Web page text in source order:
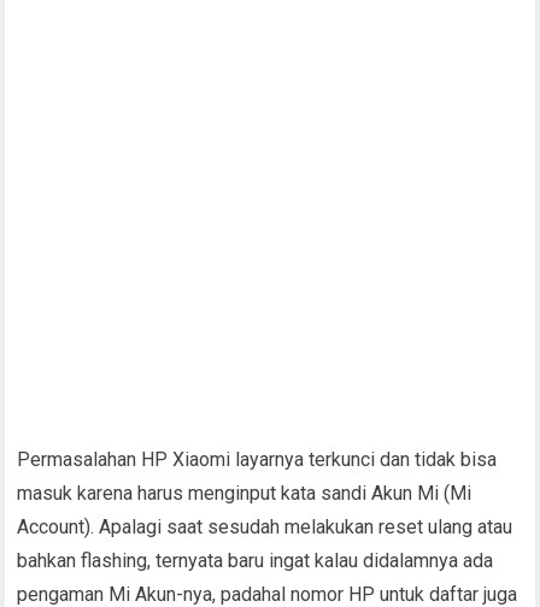
Permasalahan HP Xiaomi layarnya terkunci dan tidak bisa
masuk karena harus menginput kata sandi Akun Mi (Mi
Account). Apalagi saat sesudah melakukan reset ulang atau
bahkan flashing, ternyata baru ingat kalau didalamnya ada
pengaman Mi Akun-nya, padahal nomor HP untuk daftar juga